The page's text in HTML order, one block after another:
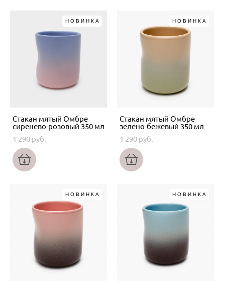
НОВИНКА
Стакан мятый Омбре
сиренево-розовый 350 мл
1 290 pуб.
НОВИНКА
Стакан мятый Омбре
зелено-бежевый 350 мл
1 290 pуб.
НОВИНКА НОВИНКА